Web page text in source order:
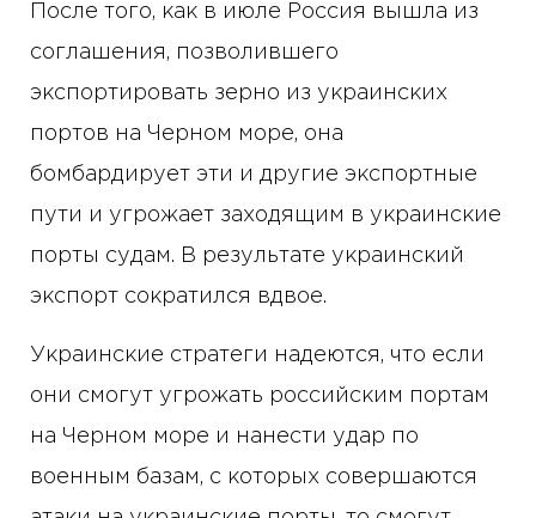
После того, как в июле Россия вышла из
соглашения, позволившего
экспортировать зерно из украинских
портов на Черном море, она
бомбардирует эти и другие экспортные
пути и угрожает заходящим в украинские
порты судам. В результате украинский
экспорт сократился вдвое.
Украинские стратеги надеются, что если
они смогут угрожать российским портам
на Черном море и нанести удар по
военным базам, с которых совершаются